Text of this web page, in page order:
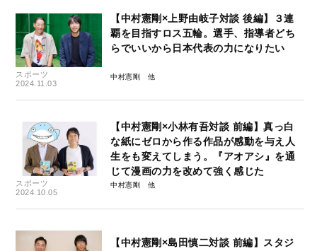
スポーツ
2024.11.03
【中村憲剛×上野由岐子対談 後編】３連
覇を目指すロス五輪。選手、指導者どち
らでいいから日本代表の力になりたい
中村憲剛
スポーツ
2024.10.05
【中村憲剛×小林有吾対談 前編】真っ白
な紙にゼロから作る作品が感動を与え人
生をも変えてしまう。『アオアシ』を通
じて漫画の力を改めて強く感じた
中村憲剛
【中村憲剛×島田慎二対談 前編】スタジ